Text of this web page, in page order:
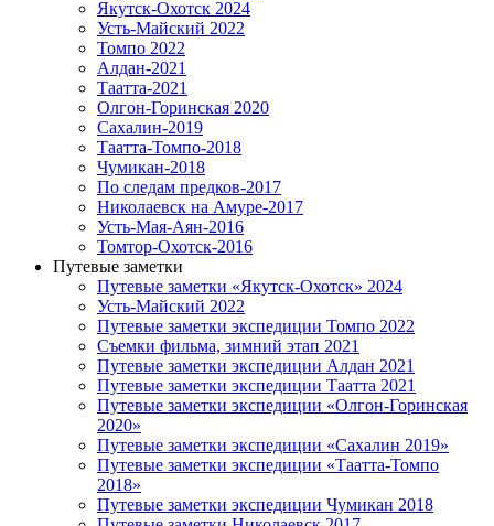
Якутск-Охотск 2024
Усть-Майский 2022
Томпо 2022
Алдан-2021
Таатта-2021
Олгон-Горинская 2020
Сахалин-2019
Таатта-Томпо-2018
Чумикан-2018
По следам предков-2017
Николаевск на Амуре-2017
Усть-Мая-Аян-2016
Томтор-Охотск-2016
Путевые заметки
Путевые заметки «Якутск-Охотск» 2024
Усть-Майский 2022
Путевые заметки экспедиции Томпо 2022
Съемки фильма, зимний этап 2021
Путевые заметки экспедиции Алдан 2021
Путевые заметки экспедиции Таатта 2021
Путевые заметки экспедиции «Олгон-Горинская
2020»
Путевые заметки экспедиции «Сахалин 2019»
Путевые заметки экспедиции «Таатта-Томпо
2018»
Путевые заметки экспедиции Чумикан 2018